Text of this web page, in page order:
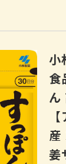
小
食
ん
産
姜